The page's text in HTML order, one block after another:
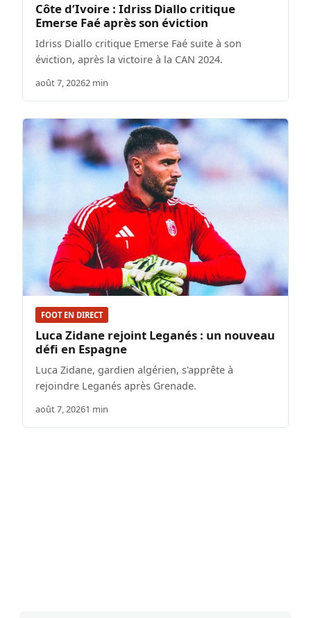
Côte d’Ivoire : Idriss Diallo critique
Emerse Faé après son éviction
Idriss Diallo critique Emerse Faé suite à son
éviction, après la victoire à la CAN 2024.
août 7, 20262 min
FOOT EN DIRECT
Luca Zidane rejoint Leganés : un nouveau
défi en Espagne
Luca Zidane, gardien algérien, s'apprête à
rejoindre Leganés après Grenade.
août 7, 20261 min